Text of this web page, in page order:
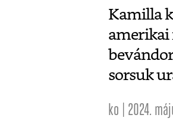
Kamilla
amerikai
sorsuk
ko | 2024.